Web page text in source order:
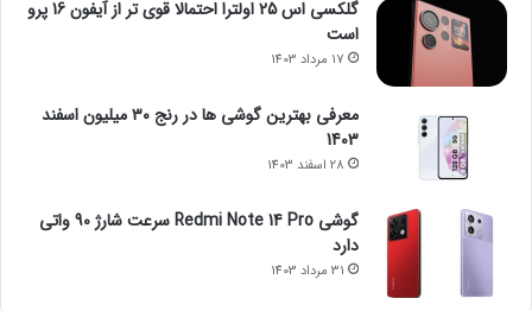
گلکسی اس 25 اولترا احتمالا قوی تر از آیفون 16 پرو
است
17 مرداد 1403
معرفی بهترین گوشی ها در رنج ۳۰ میلیون اسفند
1403
28 اسفند 1403
گوشی Redmi Note 14 Pro سرعت شارژ 90 واتی
دارد
31 مرداد 1403